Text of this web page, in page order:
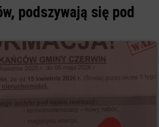
podszywają się pod